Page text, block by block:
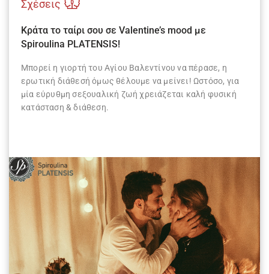
Σχέσεις
Κράτα το ταίρι σου σε Valentine’s mood με
Spiroulina PLATENSIS!
Μπορεί η γιορτή του Αγίου Βαλεντίνου να πέρασε, η
ερωτική διάθεσή όμως θέλουμε να μείνει! Ωστόσο, για
μία εύρυθμη σεξουαλική ζωή χρειάζεται καλή φυσική
κατάσταση & διάθεση.